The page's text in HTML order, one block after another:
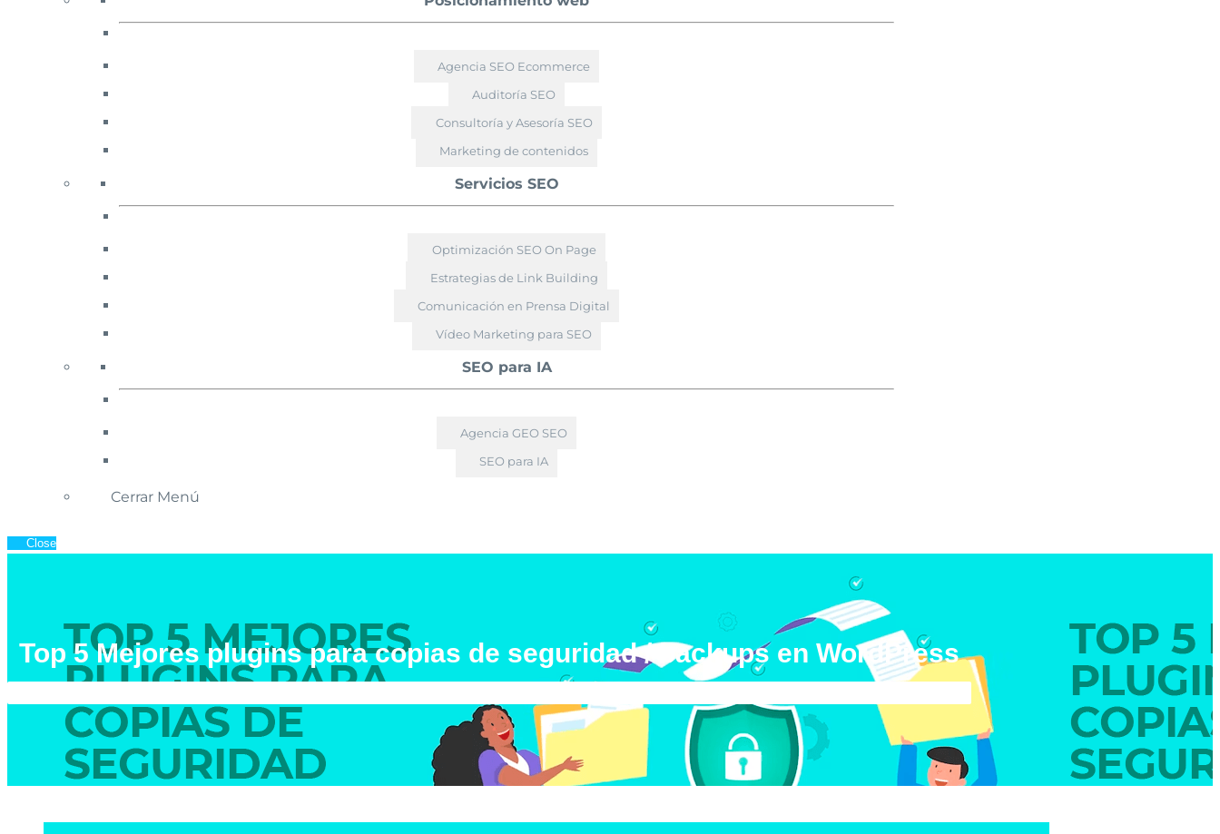
Agencia SEO Ecommerce
Auditoría SEO
Consultoría y Asesoría SEO
Marketing de contenidos
Servicios SEO
Optimización SEO On Page
Estrategias de Link Building
Comunicación en Prensa Digital
Vídeo Marketing para SEO
SEO para IA
Agencia GEO SEO
SEO para IA
Cerrar Menú
Close
Top 5 Mejores plugins para copias de seguridad / backups en WordPress